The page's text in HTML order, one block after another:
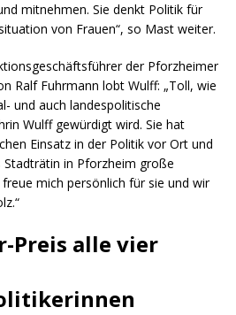
mitnehmen. Sie denkt Politik für
von Frauen“, so Mast weiter.
der Pforzheimer
Ralf Fuhrmann lobt Wulff: „Toll, wie
und auch landespolitische
Wulff gewürdigt wird. Sie hat
Einsatz in der Politik vor Ort und
Stadträtin in Pforzheim große
mich persönlich für sie und wir
Preis alle vier